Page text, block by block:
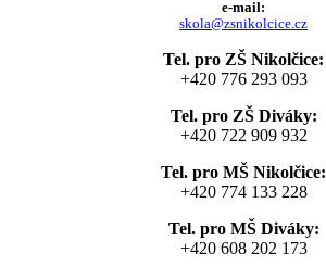
e-mail:
skola@zsnikolcice.cz
Tel. pro ZŠ Nikolčice:
+420 776 293 093
Tel. pro ZŠ Diváky:
+420 722 909 932
Tel. pro MŠ Nikolčice:
+420 774 133 228
Tel. pro MŠ Diváky:
+420 608 202 173